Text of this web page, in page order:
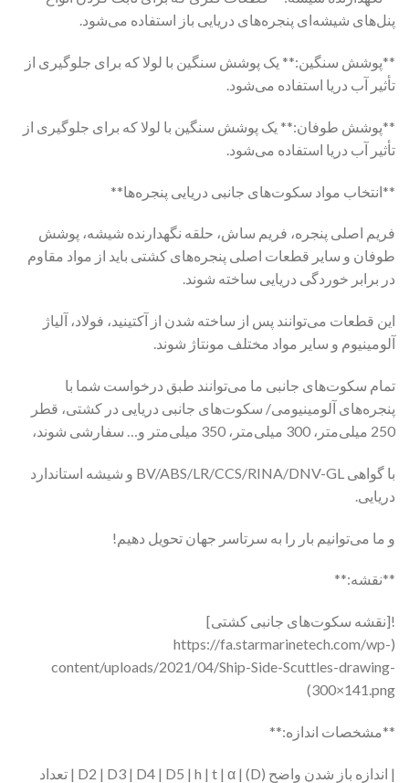
پنل‌های شیشه‌ای پنجره‌های دریایی باز استفاده می‌شود.
**پوشش سنگین:** یک پوشش سنگین با لولا که برای جلوگیری از
تأثیر آب دریا استفاده می‌شود.
**پوشش طوفان:** یک پوشش سنگین با لولا که برای جلوگیری از
تأثیر آب دریا استفاده می‌شود.
**انتخاب مواد سکوت‌های جانبی دریایی پنجره‌ها**
فریم اصلی پنجره، فریم ساش، حلقه نگهدارنده شیشه، پوشش
طوفان و سایر قطعات اصلی پنجره‌های کشتی باید از مواد مقاوم
در برابر خوردگی دریایی ساخته شوند.
این قطعات می‌توانند پس از ساخته شدن از آکتینید، فولاد، آلیاژ
آلومینیوم و سایر مواد مختلف مونتاژ شوند.
تمام سکوت‌های جانبی ما می‌توانند طبق درخواست شما با
پنجره‌های آلومینیومی/ سکوت‌های جانبی دریایی در کشتی، قطر
250 میلی‌متر، 300 میلی‌متر، 350 میلی‌متر و… سفارشی شوند،
با گواهی BV/ABS/LR/CCS/RINA/DNV-GL و شیشه استاندارد
دریایی.
و ما می‌توانیم بار را به سرتاسر جهان تحویل دهیم!
**نقشه:**
![نقشه سکوت‌های جانبی کشتی]
(https://fa.starmarinetech.com/wp-
content/uploads/2021/04/Ship-Side-Scuttles-drawing-
300×141.png)
**مشخصات اندازه:**
| اندازه باز شدن واضح (D) | D2 | D3 | D4 | D5 | h | t | α | تعداد